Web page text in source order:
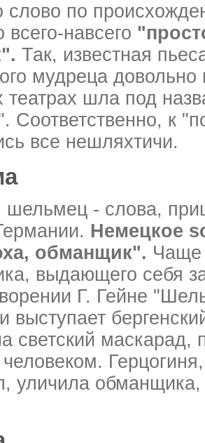
слово по
всего-навсего
Так, известная
мудреца довольно
театрах шла под
Соответственно, к
все нешляхтичи.
- слова,
Немецкое
обманщик". Чаще
выдающего себя
Г. Гейне
выступает
светский маскарад,
уличила обманщика,